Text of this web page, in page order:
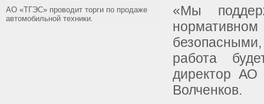
АО «ТГЭС» проводит торги по продаже
автомобильной техники.
«Мы
работа
директор АО
Волченков.